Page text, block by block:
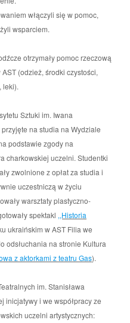
włączyli się w pomoc,
wsparciem.
otrzymały pomoc rzeczową
(odzież, środki czystości,
leki).
Sztuki im. Iwana
na studia na Wydziale
podstawie zgody na
charkowskiej uczelni. Studentki
zwolnione z opłat za studia i
uczestniczą w życiu
warsztaty plastyczno-
spektakl ,,Historia
ukraińskim w AST Filia we
odsłuchania na stronie Kultura
z aktorkami z teatru Gas).
im. Stanisława
inicjatywy i we współpracy ze
uczelni artystycznych: